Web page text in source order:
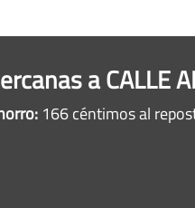
a CALLE
166 céntimos al